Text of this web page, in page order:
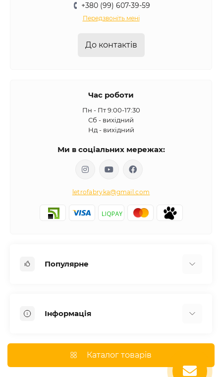
+380 (99) 607-39-59
Передзвоніть мені
До контактів
Час роботи
Пн - Пт 9:00-17:30
Сб - вихідний
Нд - вихідний
Ми в соціальних мережах:
letrofabryka@gmail.com
Популярне
Комоди для спальні
Меблі в дитячу
Інформація
Оплата
Каталог товарів